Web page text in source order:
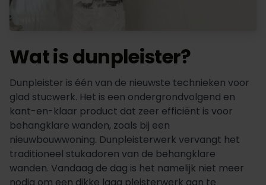
Wat is dunpleister?
Dunpleister is één van de nieuwste technieken voor
glad stucwerk. Het is een ondergrondvolgend en
kant-en-klaar product dat zeer efficiënt is voor
behangklare wanden, zoals bij een
nieuwbouwwoning. Dunpleisterwerk vervangt het
traditioneel stukadoren van de behangklare
wanden. Vandaag de dag is het namelijk niet meer